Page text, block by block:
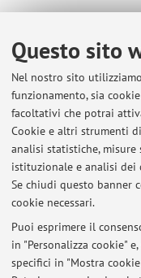
Questo sito
Nel nostro sito
funzionamento, sia
facoltativi che potrai
Cookie e altri strumenti
analisi statistiche, misure
istituzionale e analisi
Se chiudi questo banner
cookie necessari.
Puoi esprimere il
in "Personalizza cookie"
specifici in "Mostra
Orario di
giovedì pomeriggio
appuntamento